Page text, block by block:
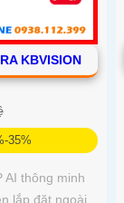
KBVISION
35%
AI thông minh
lắp đặt ngoài